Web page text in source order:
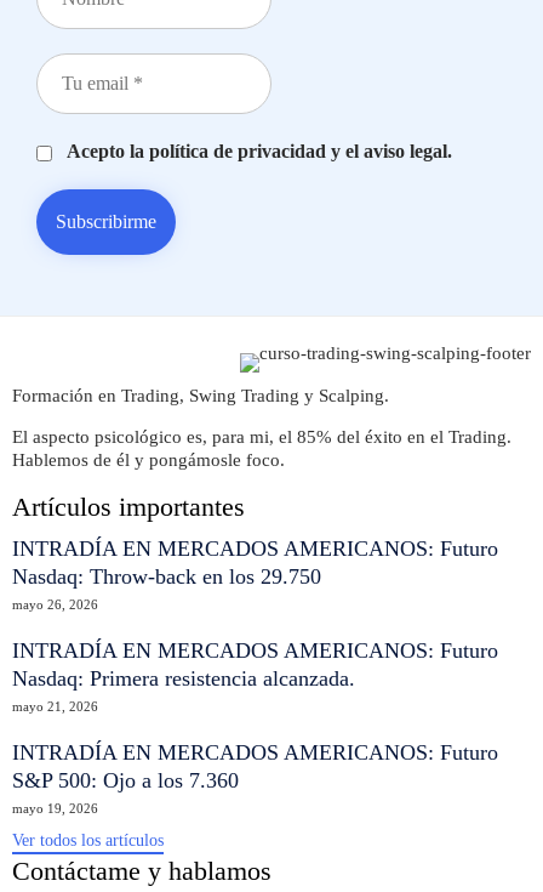
Acepto la política de privacidad y el aviso legal.
Formación en Trading, Swing Trading y Scalping.
El aspecto psicológico es, para mi, el 85% del éxito en el Trading.
Hablemos de él y pongámosle foco.
Artículos importantes
INTRADÍA EN MERCADOS AMERICANOS: Futuro
Nasdaq: Throw-back en los 29.750
mayo 26, 2026
INTRADÍA EN MERCADOS AMERICANOS: Futuro
Nasdaq: Primera resistencia alcanzada.
mayo 21, 2026
INTRADÍA EN MERCADOS AMERICANOS: Futuro
S&P 500: Ojo a los 7.360
mayo 19, 2026
Ver todos los artículos
Contáctame y hablamos